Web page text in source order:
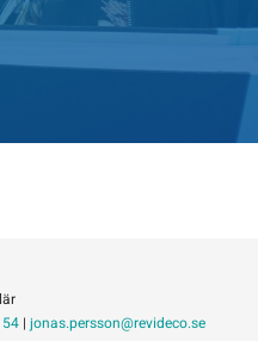
| jonas.persson@revideco.se